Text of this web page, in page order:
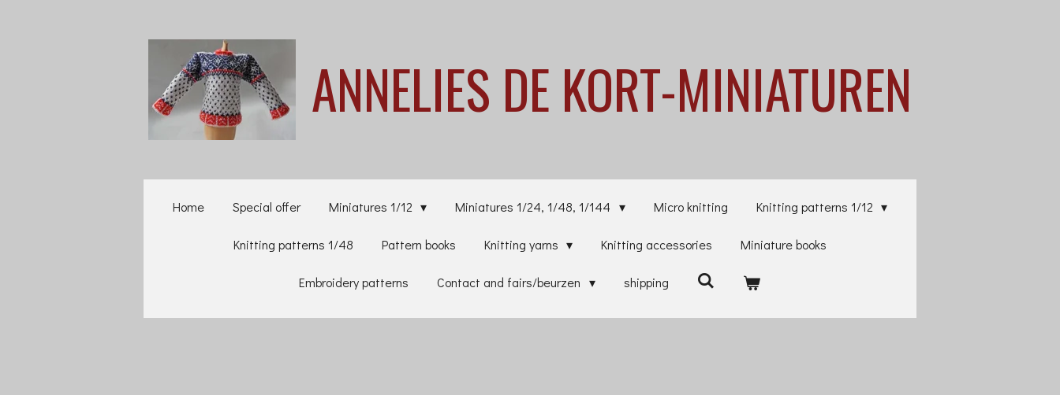
ANNELIES DE KORT-MINIATUREN
Home Special offer Miniatures 1/12 Miniatures 1/24, 1/48, 1/144 Micro knitting Knitting patterns 1/12
Knitting patterns 1/48 Pattern books Knitting yarns Knitting accessories Miniature books
Embroidery patterns Contact and fairs/beurzen shipping